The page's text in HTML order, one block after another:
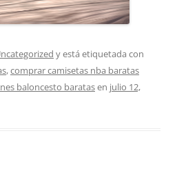
y está etiquetada con
,comprar camisetas nba baratas
baloncesto baratasen julio 12,